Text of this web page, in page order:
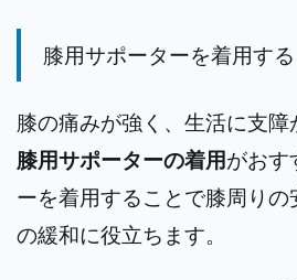
膝用サポーターを着用する
膝の痛みが強く、生活に支障
膝用サポーターの着用がおす
ーを着用することで膝周り
の緩和に役立ちます。